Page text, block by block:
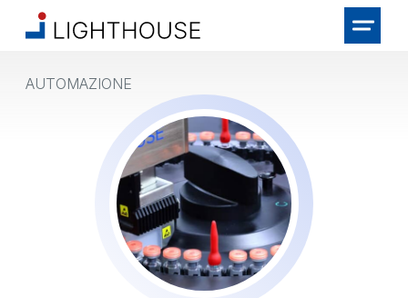
AUTOMAZIONE